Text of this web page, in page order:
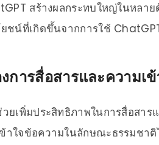
สร้างผลกระทบใหญ่ในหลา
ชน์ที่เกิดขึ้นจากการใช้
งการสื่อสารและความเ
ยเพิ่มประสิทธิภาพในการสื่อสาร
าใจข้อความในลักษณะธรรมชา